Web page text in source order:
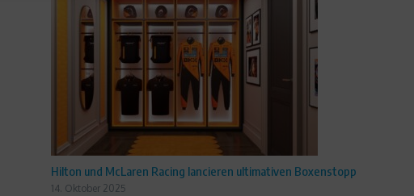
Hilton und McLaren Racing lancieren ultimativen Boxenstopp
14. Oktober 2025